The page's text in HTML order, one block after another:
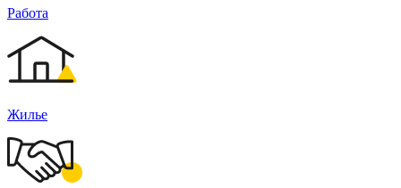
Работа
Жилье